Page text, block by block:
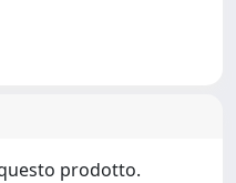
prodotto.